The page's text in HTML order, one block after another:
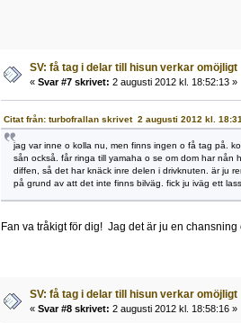
SV: få tag i delar till hisun verkar omöjligt
« Svar #7 skrivet: 2 augusti 2012 kl. 18:52:13 »
Citat från: turbofrallan skrivet 2 augusti 2012 kl.
jag var inne o kolla nu, men finns ingen o få tag på.
sån också. får ringa till yamaha o se om dom har nån
diffen, så det har knäck inre delen i drivknuten. är ju
på grund av att det inte finns bilväg. fick ju iväg ett
Fan va tråkigt för dig! Jag det är ju en
SV: få tag i delar till hisun verkar omöjligt
« Svar #8 skrivet: 2 augusti 2012 kl. 18:58:16 »